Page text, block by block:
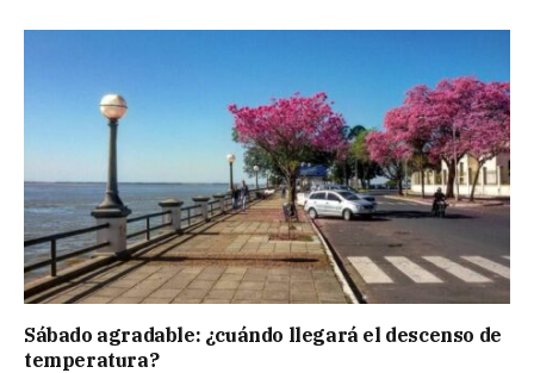
Sábado agradable: ¿cuándo llegará el descenso de
temperatura?